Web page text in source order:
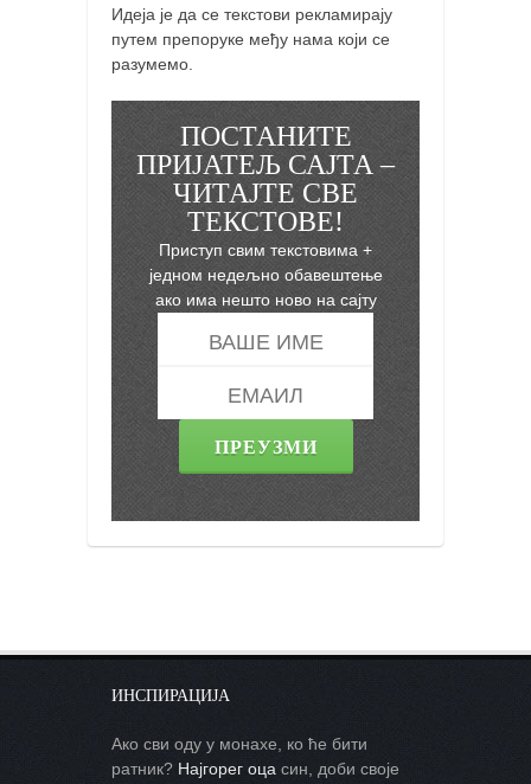
Идеја је да се текстови рекламирају
путем препоруке међу нама који се
разумемо.
ПОСТАНИТЕ
ПРИЈАТЕЉ САЈТА –
ЧИТАЈТЕ СВЕ
ТЕКСТОВЕ!
Приступ свим текстовима +
једном недељно обавештење
ако има нешто ново на сајту
ИНСПИРАЦИЈА
Ако сви оду у монахе, ко ће бити
ратник? Најгорег оца син, доби своје